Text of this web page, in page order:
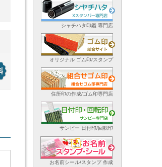
シャチハタ印鑑 専門店
オリジナル ゴム印/スタンプ
住所印の作成/ゴム印専門店
サンビー 日付印/回転印
お名前シール/スタンプ 作成